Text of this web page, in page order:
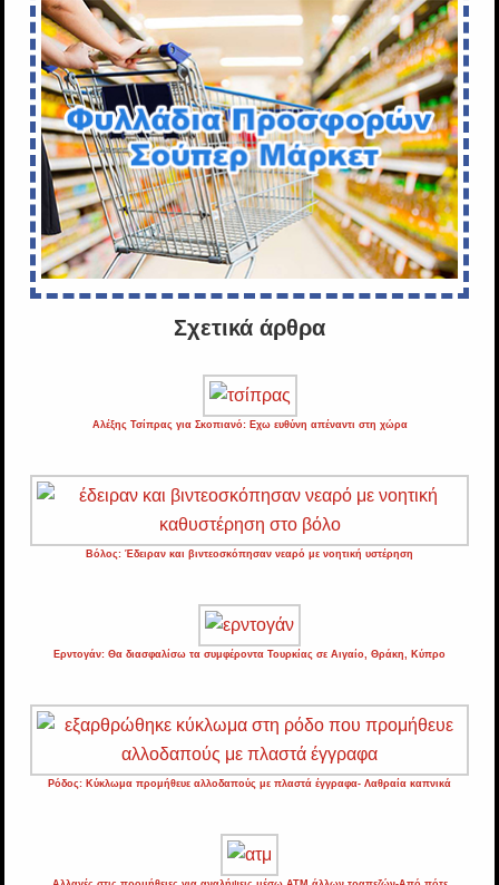
Σχετικά άρθρα
Αλέξης Τσίπρας για Σκοπιανό: Εχω ευθύνη απέναντι στη χώρα
Βόλος: Έδειραν και βιντεοσκόπησαν νεαρό με νοητική υστέρηση
Ερντογάν: Θα διασφαλίσω τα συμφέροντα Τουρκίας σε Αιγαίο, Θράκη, Κύπρο
Ρόδος: Κύκλωμα προμήθευε αλλοδαπούς με πλαστά έγγραφα- Λαθραία καπνικά